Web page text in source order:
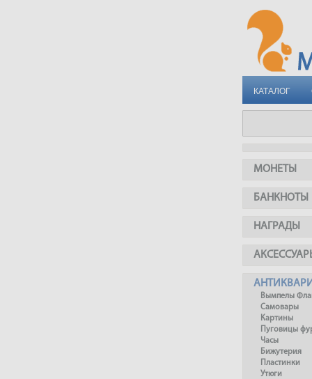
КАТАЛОГ
МОНЕТЫ
БАНКНОТЫ
НАГРАДЫ
Вымпелы
Самовары
Картины
Пуговицы
Часы
Бижутерия
Пластинки
Утюги